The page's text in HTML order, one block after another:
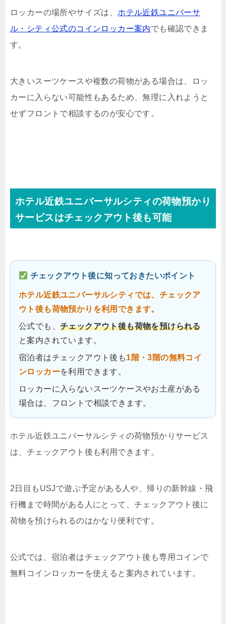
ロッカーの場所やサイズは、 ホテル近鉄ユニバーサ
ル・シティ公式のコインロッカー案内でも確認できま
す。
大きいスーツケースや複数の荷物がある場合は、ロッ
カーに入らない可能性もあるため、無理に入れようと
せずフロントで相談するのが安心です。
ホテル近鉄ユニバーサルシティの荷物預かり
サービスはチェックアウト後も可能
チェックアウト後に知っておきたいポイント
ホテル近鉄ユニバーサルシティでは、チェックア
ウト後も荷物預かりを利用できます。
公式でも、 チェックアウト後も荷物を預けられる
と案内されています。
宿泊者はチェックアウト後も1階・3階の無料コイ
ンロッカーを利用できます。
ロッカーに入らないスーツケースやお土産がある
場合は、フロントで相談できます。
ホテル近鉄ユニバーサルシティの荷物預かりサービス
は、チェックアウト後も利用できます。
2日目もUSJで遊ぶ予定がある人や、帰りの新幹線・飛
行機まで時間がある人にとって、チェックアウト後に
荷物を預けられるのはかなり便利です。
公式では、宿泊者はチェックアウト後も専用コインで
無料コインロッカーを使えると案内されています。